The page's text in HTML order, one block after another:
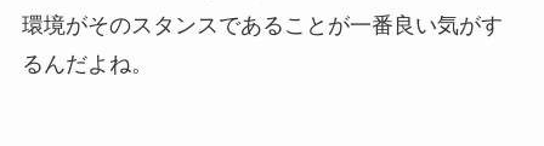
環境がそのスタンスであることが一番良い気がす
るんだよね。